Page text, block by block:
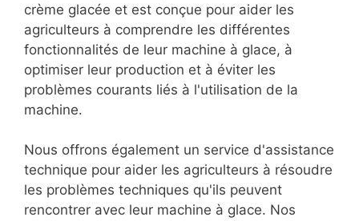
crème glacée et est conçue pour aider les
agriculteurs à comprendre les différentes
fonctionnalités de leur machine à glace, à
optimiser leur production et à éviter les
problèmes courants liés à l'utilisation de la
machine.
Nous offrons également un service d'assistance
technique pour aider les agriculteurs à résoudre
les problèmes techniques qu'ils peuvent
rencontrer avec leur machine à glace. Nos